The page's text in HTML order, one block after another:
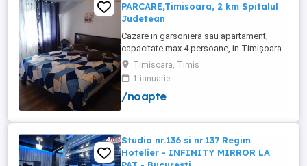
PARCARE,Timisoara, 2 km Spitalul
Judetean
Cazare in garsoniera sau apartament,
capacitate max.4 persoane, in Timișoara
la 2 km de Spitalul Judetean. (la doua
strazi)de zona Calea Buziasului
Lic.Electrotimis si la 2 km de Mosnita
Noua Centura. PARCARE. Situat la et.1 al
+wifi , frigider, mașină spălat, ...
Timisoara, Timis
1 ianuarie
/noapte
Studio nr.136 si nr.137 Regim
Hotelier - INFINITY MIRROR LA